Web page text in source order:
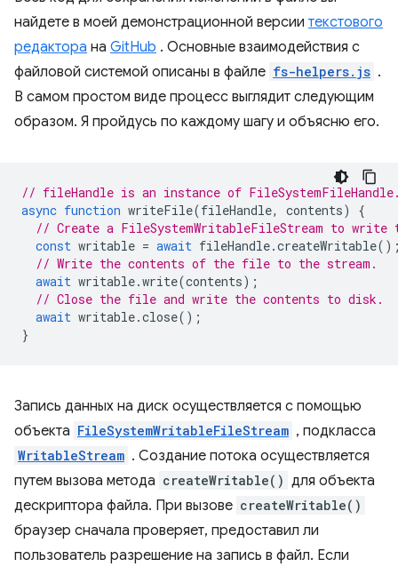
найдете в моей демонстрационной версии текстового
редактора на GitHub . Основные взаимодействия с
файловой системой описаны в файле fs-helpers.js .
В самом простом виде процесс выглядит следующим
образом. Я пройдусь по каждому шагу и объясню его.
// fileHandle is an instance of
async function writeFile(fileHandle, contents)
{
// Create a FileSystemWritableFileStream to write
const writable = await fileHandle.createWritable
// Write the contents of the file to the stream.
await writable.write(contents);
// Close the file and write the contents to disk.
await writable.close();
}
Запись данных на диск осуществляется с помощью
объекта FileSystemWritableFileStream , подкласса
WritableStream . Создание потока осуществляется
путем вызова метода createWritable() для объекта
дескриптора файла. При вызове createWritable()
браузер сначала проверяет, предоставил ли
пользователь разрешение на запись в файл. Если